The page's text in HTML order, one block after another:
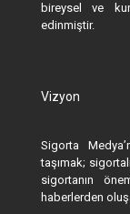
bireysel ve
edinmiştir.
Vizyon
Sigorta
taşımak;
sigortanın
haberlerden